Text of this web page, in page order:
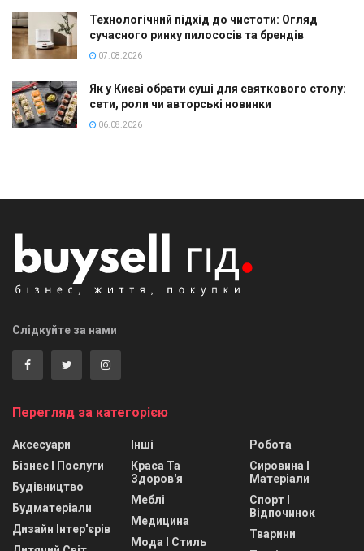
Технологічний підхід до чистоти: Огляд
сучасного ринку пилососів та брендів
07.08.2026
Як у Києві обрати суші для святкового столу:
сети, роли чи авторські новинки
06.08.2026
Слідкуйте за нами
Перегляд за категорією
Аксесуари
Бізнес І Послуги
Будівництво
Будматеріали
Дизайн Інтер'єрів
Інші
Краса Та
Здоров'я
Меблі
Медицина
Мода І Стиль
Робота
Сировина І
Матеріали
Спорт І
Відпочинок
Тварини